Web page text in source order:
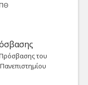
Πρόσβασης του